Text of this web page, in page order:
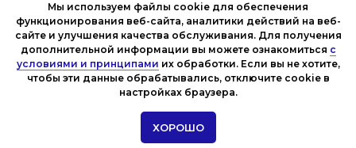
© 2017-2025 Технодор СК
Мы используем файлы cookie для обеспечения
функционирования веб-сайта, аналитики действий на веб-
сайте и улучшения качества обслуживания. Для получения
дополнительной информации вы можете ознакомиться с
условиями и принципами их обработки. Если вы не хотите,
чтобы эти данные обрабатывались, отключите cookie в
настройках браузера.
ХОРОШО